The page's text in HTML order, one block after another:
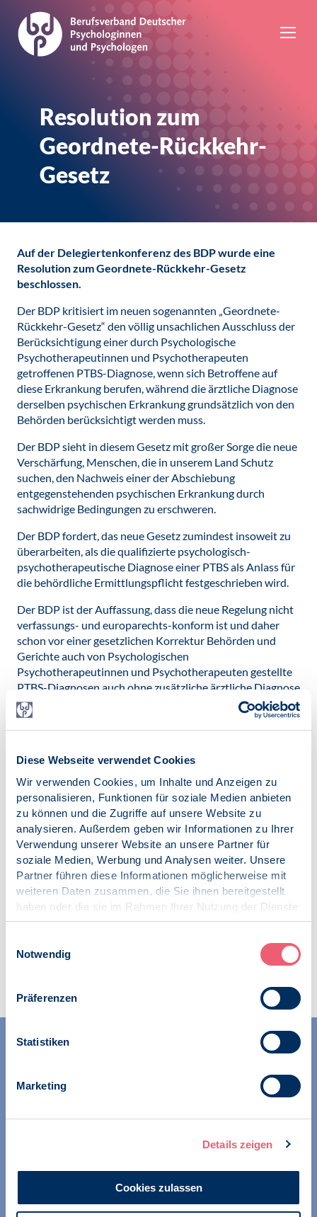
Diese Webseite verwendet Cookies
Wir verwenden Cookies, um Inhalte und Anzeigen zu
personalisieren, Funktionen für soziale Medien anbieten
zu können und die Zugriffe auf unsere Website zu
analysieren. Außerdem geben wir Informationen zu Ihrer
Verwendung unserer Website an unsere Partner für
soziale Medien, Werbung und Analysen weiter. Unsere
Partner führen diese Informationen möglicherweise mit
weiteren Daten zusammen, die Sie ihnen bereitgestellt
haben oder die sie im Rahmen Ihrer Nutzung der Dienste
gesammelt haben.
Notwendig
Präferenzen
Statistiken
Marketing
Details zeigen
Cookies zulassen
Resolution zum
Geordnete-Rückkehr-
Gesetz
Auf der Delegiertenkonferenz des BDP wurde eine
Resolution zum Geordnete-Rückkehr-Gesetz
beschlossen.
Der BDP kritisiert im neuen sogenannten „Geordnete-
Rückkehr-Gesetz“ den völlig unsachlichen Ausschluss der
Berücksichtigung einer durch Psychologische
Psychotherapeutinnen und Psychotherapeuten
getroffenen PTBS-Diagnose, wenn sich Betroffene auf
diese Erkrankung berufen, während die ärztliche Diagnose
derselben psychischen Erkrankung grundsätzlich von den
Behörden berücksichtigt werden muss.
Der BDP sieht in diesem Gesetz mit großer Sorge die neue
Verschärfung, Menschen, die in unserem Land Schutz
suchen, den Nachweis einer der Abschiebung
entgegenstehenden psychischen Erkrankung durch
sachwidrige Bedingungen zu erschweren.
Der BDP fordert, das neue Gesetz zumindest insoweit zu
überarbeiten, als die qualifizierte psychologisch-
psychotherapeutische Diagnose einer PTBS als Anlass für
die behördliche Ermittlungspflicht festgeschrieben wird.
Der BDP ist der Auffassung, dass die neue Regelung nicht
verfassungs- und europarechts-konform ist und daher
schon vor einer gesetzlichen Korrektur Behörden und
Gerichte auch von Psychologischen
Psychotherapeutinnen und Psychotherapeuten gestellte
PTBS-Diagnosen auch ohne zusätzliche ärztliche Diagnose
als Amtsermittlungsanlass und gerichtlich als gleichwertig
zu beurteilende Expertise berücksichtigen müssen.
der Zugang zu einer qualifizierten PTBS-Diagnostik durch
Psychotherapeutinnen und Psychotherapeuten und
Fachärztinnen und Fachärzten mit z.B. unkomplizierter
Finanzierung und Dolmetscherstellung, zu erleichtern.
Veröffentlicht am:
11.12.2019
Zur Übersicht
ihrer Berufsausübung und bei der Festigung ihrer
Existenz sowie durch die kontinuierliche Bereitstellung
aktueller Informationen aus Wissenschaft und Praxis für